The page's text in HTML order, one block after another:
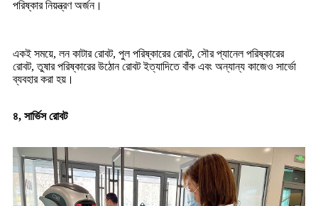
পরিষ্কার নিয়ন্ত্রণ অর্জন।
একই সময়ে, লন কাটার রোবট, পুল পরিষ্কারের রোবট, সৌর প্যানেল পরিষ্কারের
রোবট, তুষার পরিষ্কারের উঠোন রোবট ইত্যাদিতে বাঁক এবং অন্যান্য কাজেও সার্ভো
ব্যবহার করা হয়।
৪, সার্ভিস রোবট